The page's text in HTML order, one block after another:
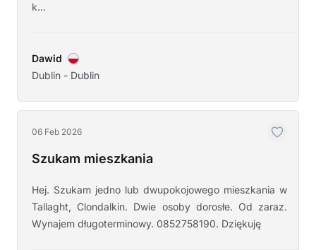
k...
Dawid
Dublin - Dublin
06 Feb 2026
Szukam mieszkania
Hej. Szukam jedno lub dwupokojowego mieszkania w
Tallaght, Clondalkin. Dwie osoby dorosłe. Od zaraz.
Wynajem długoterminowy. 0852758190. Dziękuję